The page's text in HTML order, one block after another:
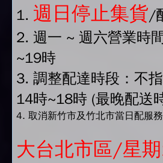
1. 週日停止集貨/
2. 週一 ~ 週六營業時
~19時
3. 調整配達時段：不指
14時~18時 (最晚配送
4. 取消新竹市及竹北市當日配服務
大台北市區/星